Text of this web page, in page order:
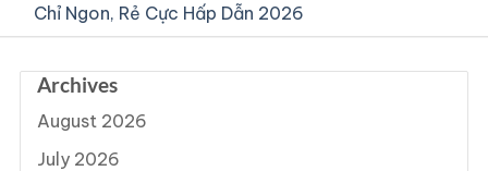
Chỉ Ngon, Rẻ Cực Hấp Dẫn 2026
Archives
August 2026
July 2026